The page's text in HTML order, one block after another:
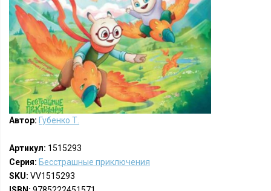
Автор: Губенко Т.
Артикул: 1515293
Серия: Бесстрашные приключения
SKU: VV1515293